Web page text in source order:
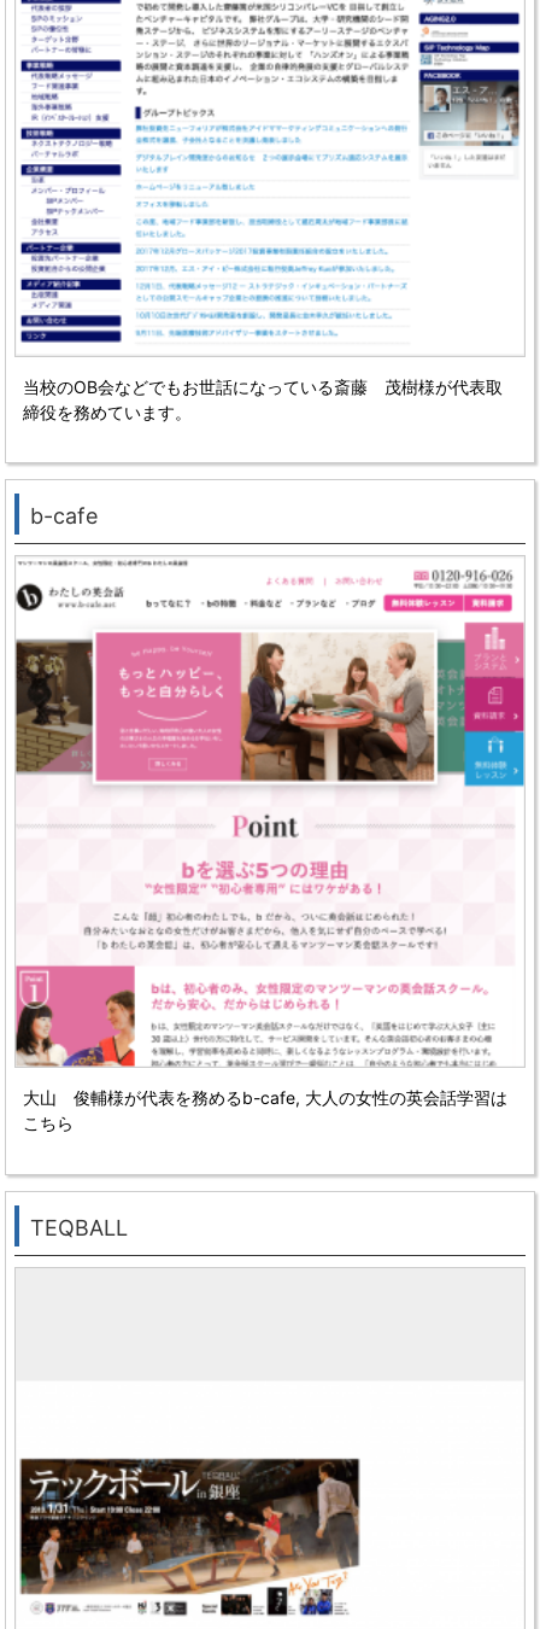
当校のOB会などでもお世話になっている斎藤 茂樹様が代表取
締役を務めています。
b-cafe
大山 俊輔様が代表を務めるb-cafe, 大人の女性の英会話学習は
こちら
TEQBALL